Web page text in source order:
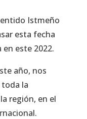
Istmeño
esta fecha
en este 2022.
año, nos
la
región, en el